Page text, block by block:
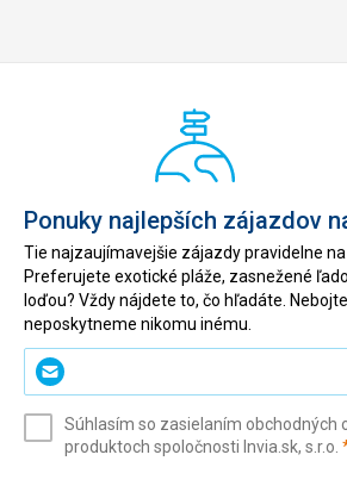
Ponuky najlepších zájazdov
Tie najzaujímavejšie zájazdy pravidelne
Preferujete exotické pláže, zasnežené
loďou? Vždy nájdete to, čo hľadáte.
neposkytneme nikomu inému.
Zadajte
svoj
(povinné)
Súhlasím so zasielaním obchodných
produktoch spoločnosti Invia.sk, s.r.o.